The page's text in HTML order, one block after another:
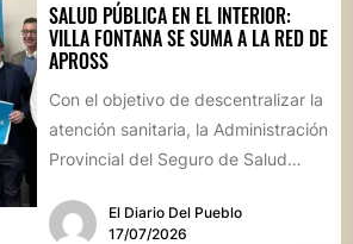
SALUD PÚBLICA EN EL INTERIOR:
VILLA FONTANA SE SUMA A LA RED DE
APROSS
Con el objetivo de descentralizar la
atención sanitaria, la Administración
Provincial del Seguro de Salud
de...
El Diario Del Pueblo
17/07/2026